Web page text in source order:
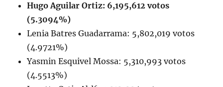
Hugo Aguilar Ortiz: 6,195,612 votos
(5.3094%)
Lenia Batres Guadarrama: 5,802,019 votos
(4.9721%)
Yasmin Esquivel Mossa: 5,310,993 votos
(4.5513%)